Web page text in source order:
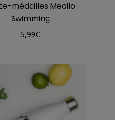
médailles Meollo
Swimming
5,99€